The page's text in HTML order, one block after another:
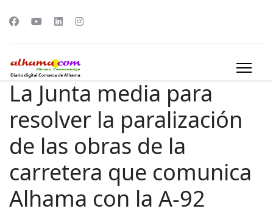
La Junta media para
resolver la paralización
de las obras de la
carretera que comunica
Alhama con la A-92